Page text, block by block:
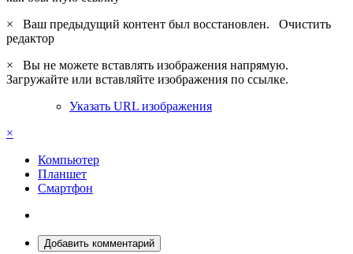
×
Ваш предыдущий контент был восстановлен. Очистить
редактор
×
Вы не можете вставлять изображения напрямую.
Загружайте или вставляйте изображения по ссылке.
Указать URL изображения
×
Компьютер
Планшет
Смартфон
Добавить комментарий